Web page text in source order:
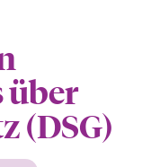
über
(DSG)